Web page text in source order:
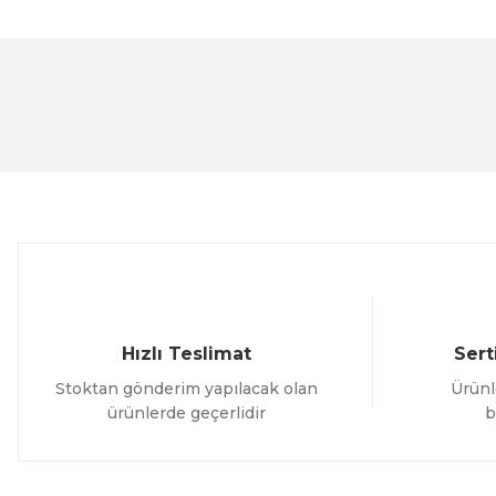
Hızlı Teslimat
Stoktan gönderim yapılacak olan
ürünlerde geçerlidir